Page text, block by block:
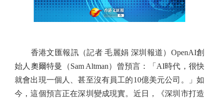
香港文匯報訊（記者 毛麗娟 深圳報道）OpenAI創
始人奧爾特曼（Sam Altman）曾預言：「AI時代，很快
就會出現一個人、甚至沒有員工的10億美元公司。」如
今，這個預言正在深圳變成現實。近日，《深圳市打造